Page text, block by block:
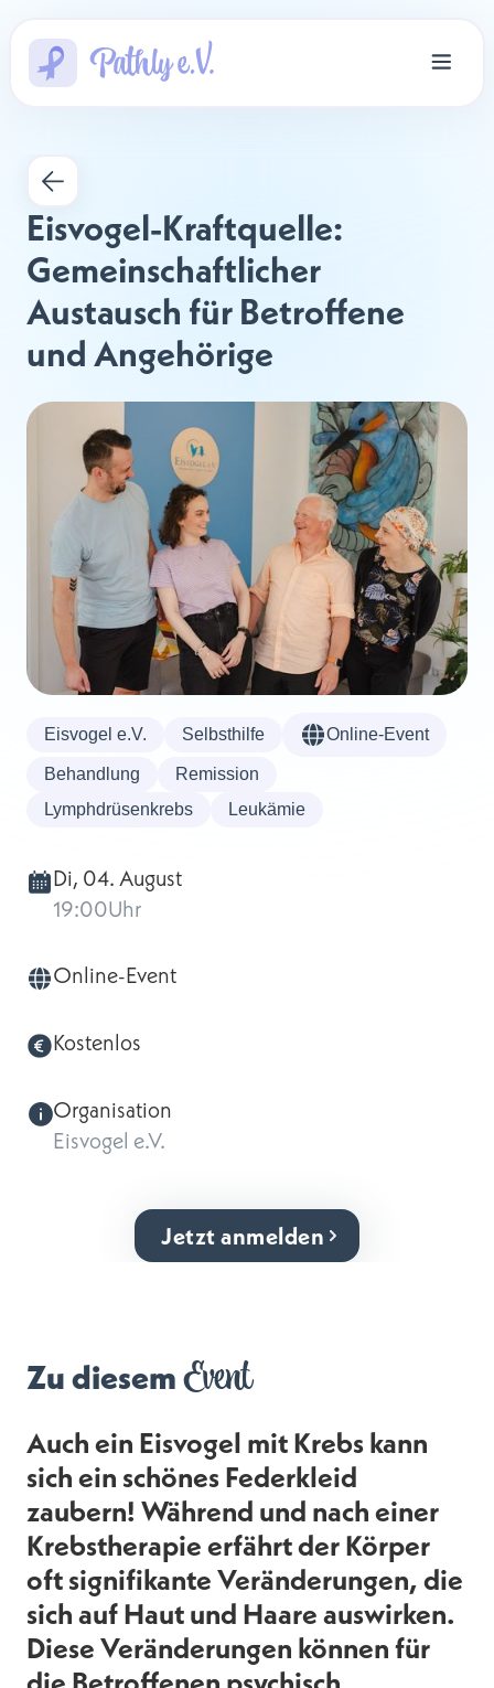
Eisvogel-Kraftquelle:
Gemeinschaftlicher
Austausch für Betroffene
und Angehörige
Eisvogel e.V. Selbsthilfe Online-Event
Behandlung
Remission
Lymphdrüsenkrebs
Leukämie
Di, 04. August
19:00Uhr
Online-Event
Kostenlos
Organisation
Eisvogel e.V.
Jetzt anmelden
Zu diesemEvent
Auch ein Eisvogel mit Krebs kann
sich ein schönes Federkleid
zaubern! Während und nach einer
Krebstherapie erfährt der Körper
oft signifikante Veränderungen, die
sich auf Haut und Haare auswirken.
Diese Veränderungen können für